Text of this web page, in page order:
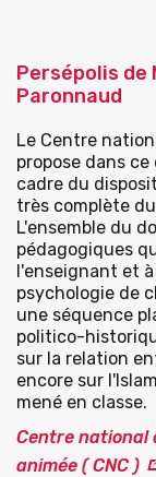
Persépolis
Paronnaud
Le Centre
propose dans
cadre du
très complète
L'ensemble du
pédagogiques
l'enseignant et
psychologie de
une séquence
politico-
sur la relation
encore sur
mené en classe.
Centre national
animée ( CNC )